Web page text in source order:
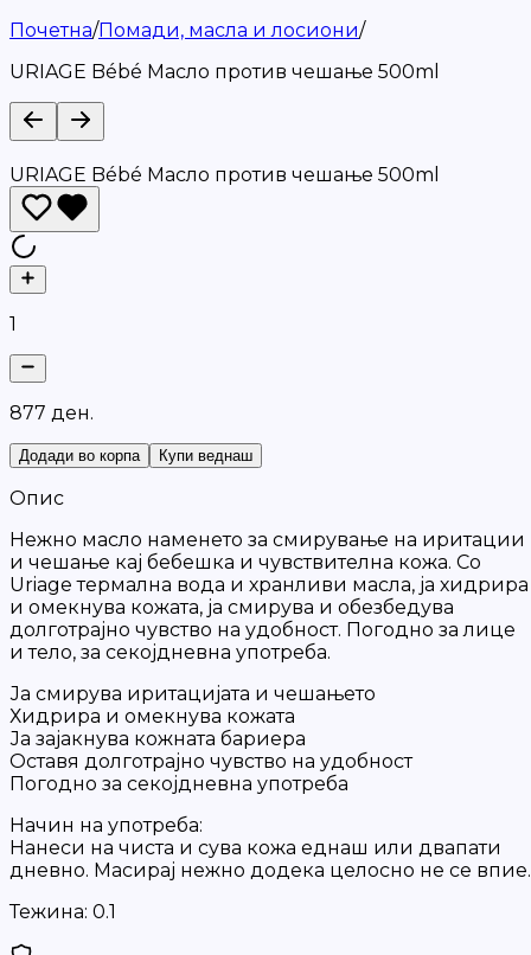
Почетна/Помади, масла и лосиони/
URIAGE Bébé Масло против чешање 500ml
URIAGE Bébé Масло против чешање 500ml
1
877 ден.
Додади во корпа Купи веднаш
Опис
Нежно масло наменето за смирување на иритации
и чешање кај бебешка и чувствителна кожа. Со
Uriage термална вода и хранливи масла, ја хидрира
и омекнува кожата, ја смирува и обезбедува
долготрајно чувство на удобност. Погодно за лице
и тело, за секојдневна употреба.
Ја смирува иритацијата и чешањето
Хидрира и омекнува кожата
Ја зајакнува кожната бариера
Оставя долготрајно чувство на удобност
Погодно за секојдневна употреба
Начин на употреба:
Нанеси на чиста и сува кожа еднаш или двапати
дневно. Масирај нежно додека целосно не се впие.
Тежина: 0.1